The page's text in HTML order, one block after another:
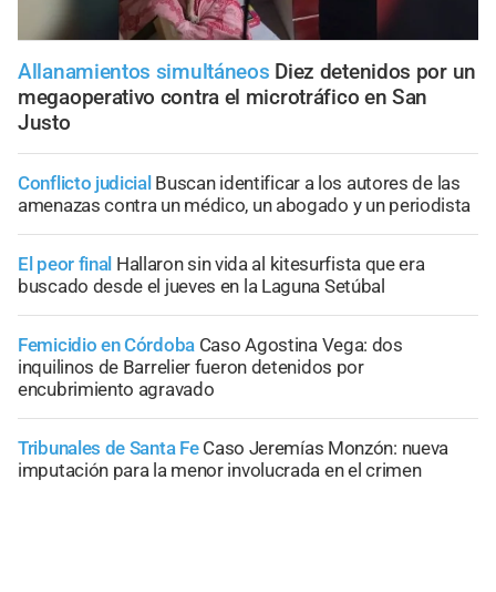
Allanamientos simultáneos Diez detenidos por un
megaoperativo contra el microtráfico en San
Justo
Conflicto judicial Buscan identificar a los autores de las
amenazas contra un médico, un abogado y un periodista
El peor final Hallaron sin vida al kitesurfista que era
buscado desde el jueves en la Laguna Setúbal
Femicidio en Córdoba Caso Agostina Vega: dos
inquilinos de Barrelier fueron detenidos por
encubrimiento agravado
Tribunales de Santa Fe Caso Jeremías Monzón: nueva
imputación para la menor involucrada en el crimen